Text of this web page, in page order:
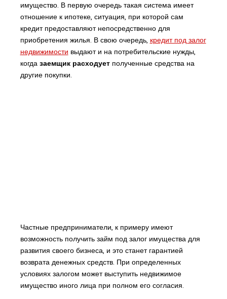
имущество. В первую очередь такая система имеет
отношение к ипотеке, ситуация, при которой сам
кредит предоставляют непосредственно для
приобретения жилья. В свою очередь, кредит под залог
недвижимости выдают и на потребительские нужды,
когда заемщик расходуетполученные средства на
другие покупки.
Частные предприниматели, к примеру имеют
возможность получить займ под залог имущества для
развития своего бизнеса, и это станет гарантией
возврата денежных средств. При определенных
условиях залогом может выступить недвижимое
имущество иного лица при полном его согласия.